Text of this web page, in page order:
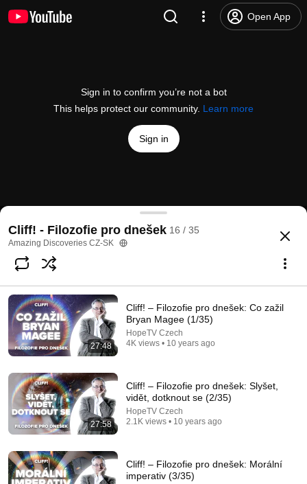
Open App
Sign in to confirm you’re not a bot
This helps protect our community. Learn more
Sign in
Cliff! – Filozofie pro dnešek: Ztracené hodinky
@HopeTVCzech 9 likes 1.1K views
Subscribe
Comments
Comment...
Cliff! - Filozofie pro dnešek 16 / 35
Amazing Discoveries CZ-SK
27:48
Cliff! – Filozofie pro dnešek: Co zažil
Bryan Magee (1/35)
HopeTV Czech
4K views • 10 years ago
27:58
Cliff! – Filozofie pro dnešek: Slyšet,
vidět, dotknout se (2/35)
HopeTV Czech
2.1K views • 10 years ago
Cliff! – Filozofie pro dnešek: Morální
imperativ (3/35)